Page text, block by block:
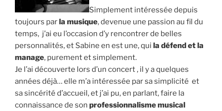
Simplement intéressée depuis
toujours parla musique, devenue une passion au fil du
temps, j’ai eu l’occasion d’y rencontrer de belles
personnalités, et Sabine en est une, qui la défend et la
manage, purement et simplement.
Je l’ai découverte lors d’un concert , il y a quelques
années déjà… elle m’a intéressée par sa simplicité et
sa sincérité d’accueil, et j’ai pu, en parlant, faire la
connaissance de son professionnalisme musical